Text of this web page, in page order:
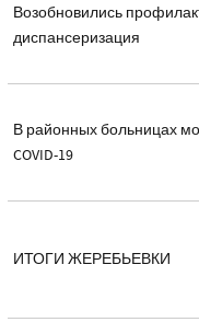
Возобновились
диспансеризация
В районных больницах
COVID-19
ИТОГИ ЖЕРЕБЬЕВКИ